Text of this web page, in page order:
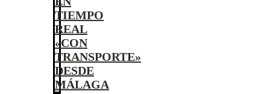
TIEMPO
REAL
«CON
TRANSPORTE»
DESDE
MÁLAGA